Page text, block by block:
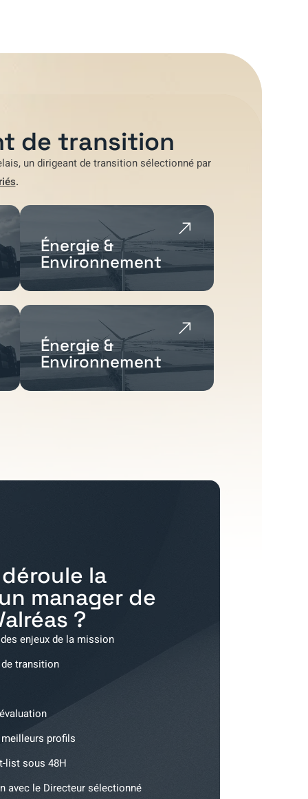
de transition
, un dirigeant de transition sélectionné par
.
Énergie &
Environnement
Énergie &
Environnement
la
manager de
?
enjeux de la mission
transition
profils
list sous 48H
avec le Directeur sélectionné